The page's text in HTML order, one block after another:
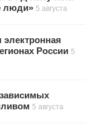
люди» 5 августа
России 5
5 августа